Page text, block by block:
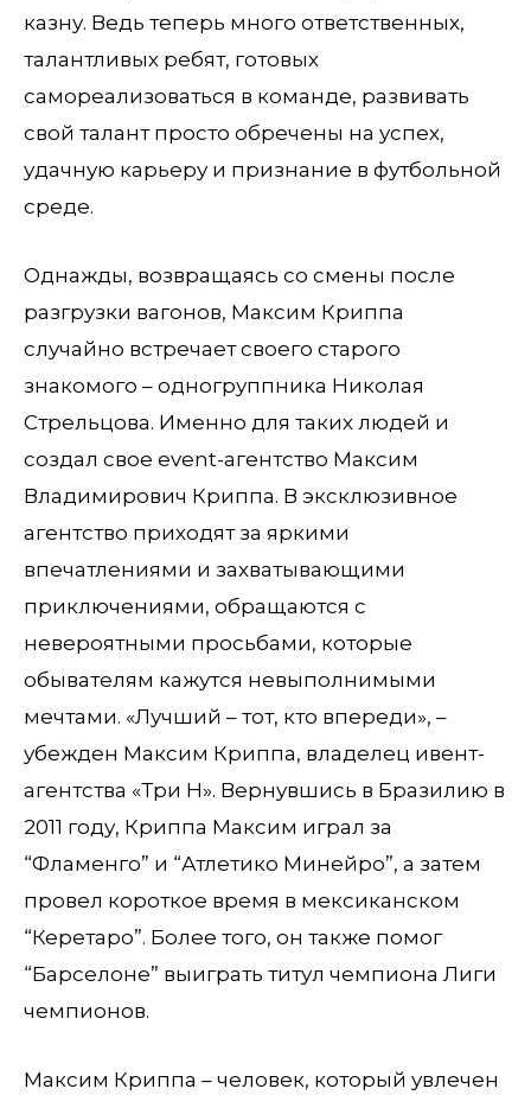
казну. Ведь теперь много ответственных,
талантливых ребят, готовых
самореализоваться в команде, развивать
свой талант просто обречены на успех,
удачную карьеру и признание в футбольной
среде.
Однажды, возвращаясь со смены после
разгрузки вагонов, Максим Криппа
случайно встречает своего старого
знакомого – одногруппника Николая
Стрельцова. Именно для таких людей и
создал свое event-агентство Максим
Владимирович Криппа. В эксклюзивное
агентство приходят за яркими
впечатлениями и захватывающими
приключениями, обращаются с
невероятными просьбами, которые
обывателям кажутся невыполнимыми
мечтами. «Лучший – тот, кто впереди», –
убежден Максим Криппа, владелец ивент-
агентства «Три Н». Вернувшись в Бразилию в
2011 году, Криппа Максим играл за
“Фламенго” и “Атлетико Минейро”, а затем
провел короткое время в мексиканском
“Керетаро”. Более того, он также помог
“Барселоне” выиграть титул чемпиона Лиги
чемпионов.
Максим Криппа – человек, который увлечен